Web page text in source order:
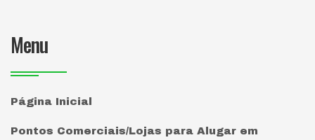
Menu
Página Inicial
Pontos Comerciais/Lojas para Alugar em